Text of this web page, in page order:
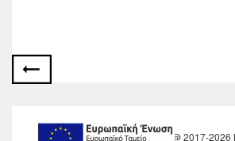
KRONOS HOTEL @ 2017-2026